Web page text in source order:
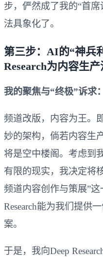
步，俨然成了我的“首
法具象化了。
第三步：AI的“神
Research为内容生
我的聚焦与“终极”诉求：
频道改版，内容为王。
妙的架构，倘若内容生
将是空中楼阁。考虑到
有限的现实，我决定将
频道内容创作与策展”
Research能为我们提供
案。
于是，我向Deep